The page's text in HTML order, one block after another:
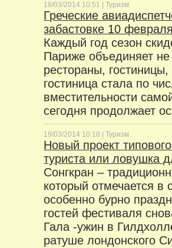
18/03/2014 10:51 |Туризм
Греческие
забастовке 10
Каждый год сезон
Париже объединяет
рестораны, гостиницы,
гостиница стала по
вместительности
сегодня продолжает
19/03/2014 10:18 |Туризм
Новый проект
туриста или ловушка
Сонгкран –
который отмечается в
особенно бурно
гостей фестиваля
Гала -ужин в
ратуше лондонского